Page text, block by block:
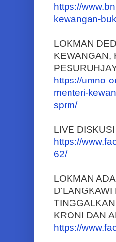
https://
kewangan-
LOKMAN
KEWANGAN,
https://umno-
menteri-
sprm/
LIVE
https://
62/
LOKMAN
D'LANGKAWI
KRONI DAN
https://